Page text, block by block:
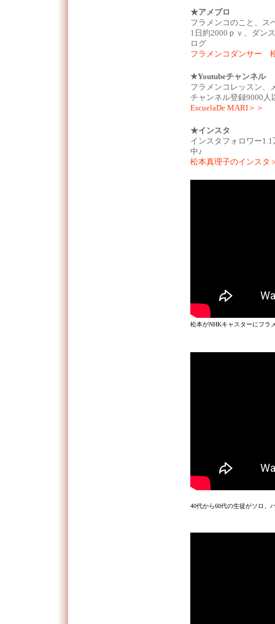
★アメブロ
フラメンコのこと、ス
1日約2000ｐｖ、ダン
ログ
フラメンコダンサー
★Youtubeチャンネル
フラメンコレッスン、
チャンネル登録9000人
EscuelaDe MARI＞＞
★インスタ
インスタフォロワー
中♪
松本真理子のインスタ
松本がNHKキャスターにフラ
40代から60代の生徒がソロ、